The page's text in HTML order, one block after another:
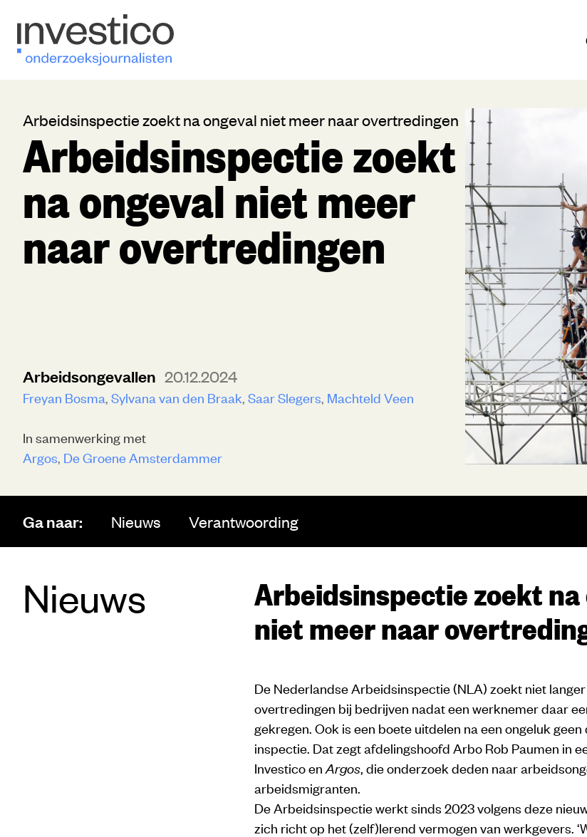
Arbeidsinspectie zoekt na ongeval niet meer naar overtredingen
Arbeidsinspectie zoekt
na ongeval niet meer
naar overtredingen
Arbeidsongevallen 20.12.2024
Freyan Bosma Sylvana van den Braak Saar Slegers Machteld Veen
In samenwerking met
Argos De Groene Amsterdammer
Ga naar: Nieuws Verantwoording
Nieuws
Arbeidsinspectie zoekt na
niet meer naar
De Nederlandse Arbeidsinspectie (NLA) zoekt niet
overtredingen bij bedrijven nadat een werknemer daar
gekregen. Ook is een boete uitdelen na een ongeluk
inspectie. Dat zegt afdelingshoofd Arbo Rob Paumen in
Investico en Argos, die onderzoek deden naar
arbeidsmigranten.
De Arbeidsinspectie werkt sinds 2023 volgens deze
zich richt op het (zelf)lerend vermogen van werkgevers.